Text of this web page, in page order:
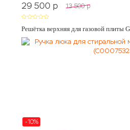
29 500 p 13 500 p
Решётка верхняя для газовой плиты
-10%